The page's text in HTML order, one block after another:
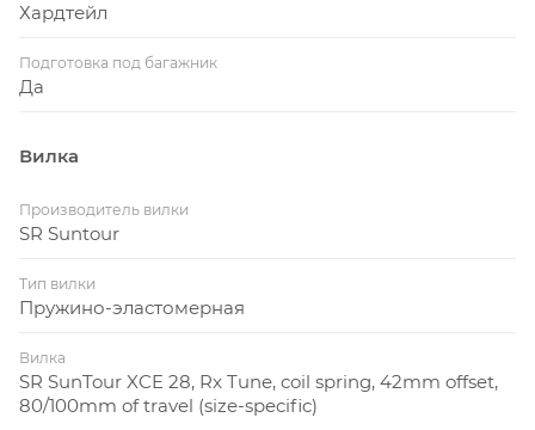
Хардтейл
Подготовка под багажник
Да
Вилка
Производитель вилки
SR Suntour
Тип вилки
Пружино-эластомерная
Вилка
SR SunTour XCE 28, Rx Tune, coil spring, 42mm offset,
80/100mm of travel (size-specific)